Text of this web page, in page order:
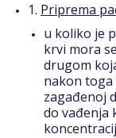
1. Priprema
u koliko je
krvi mora
drugom
nakon
zagađenoj
do vađenja